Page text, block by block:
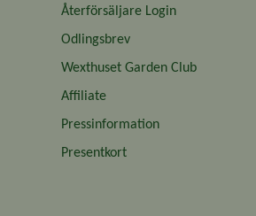
Återförsäljare Login
Odlingsbrev
Wexthuset Garden Club
Affiliate
Pressinformation
Presentkort